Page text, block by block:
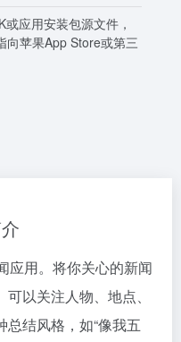
应用安装包源文件，
向苹果App Store或第三
应用。将你关心的新闻
以关注人物、地点、
结风格，如“像我五